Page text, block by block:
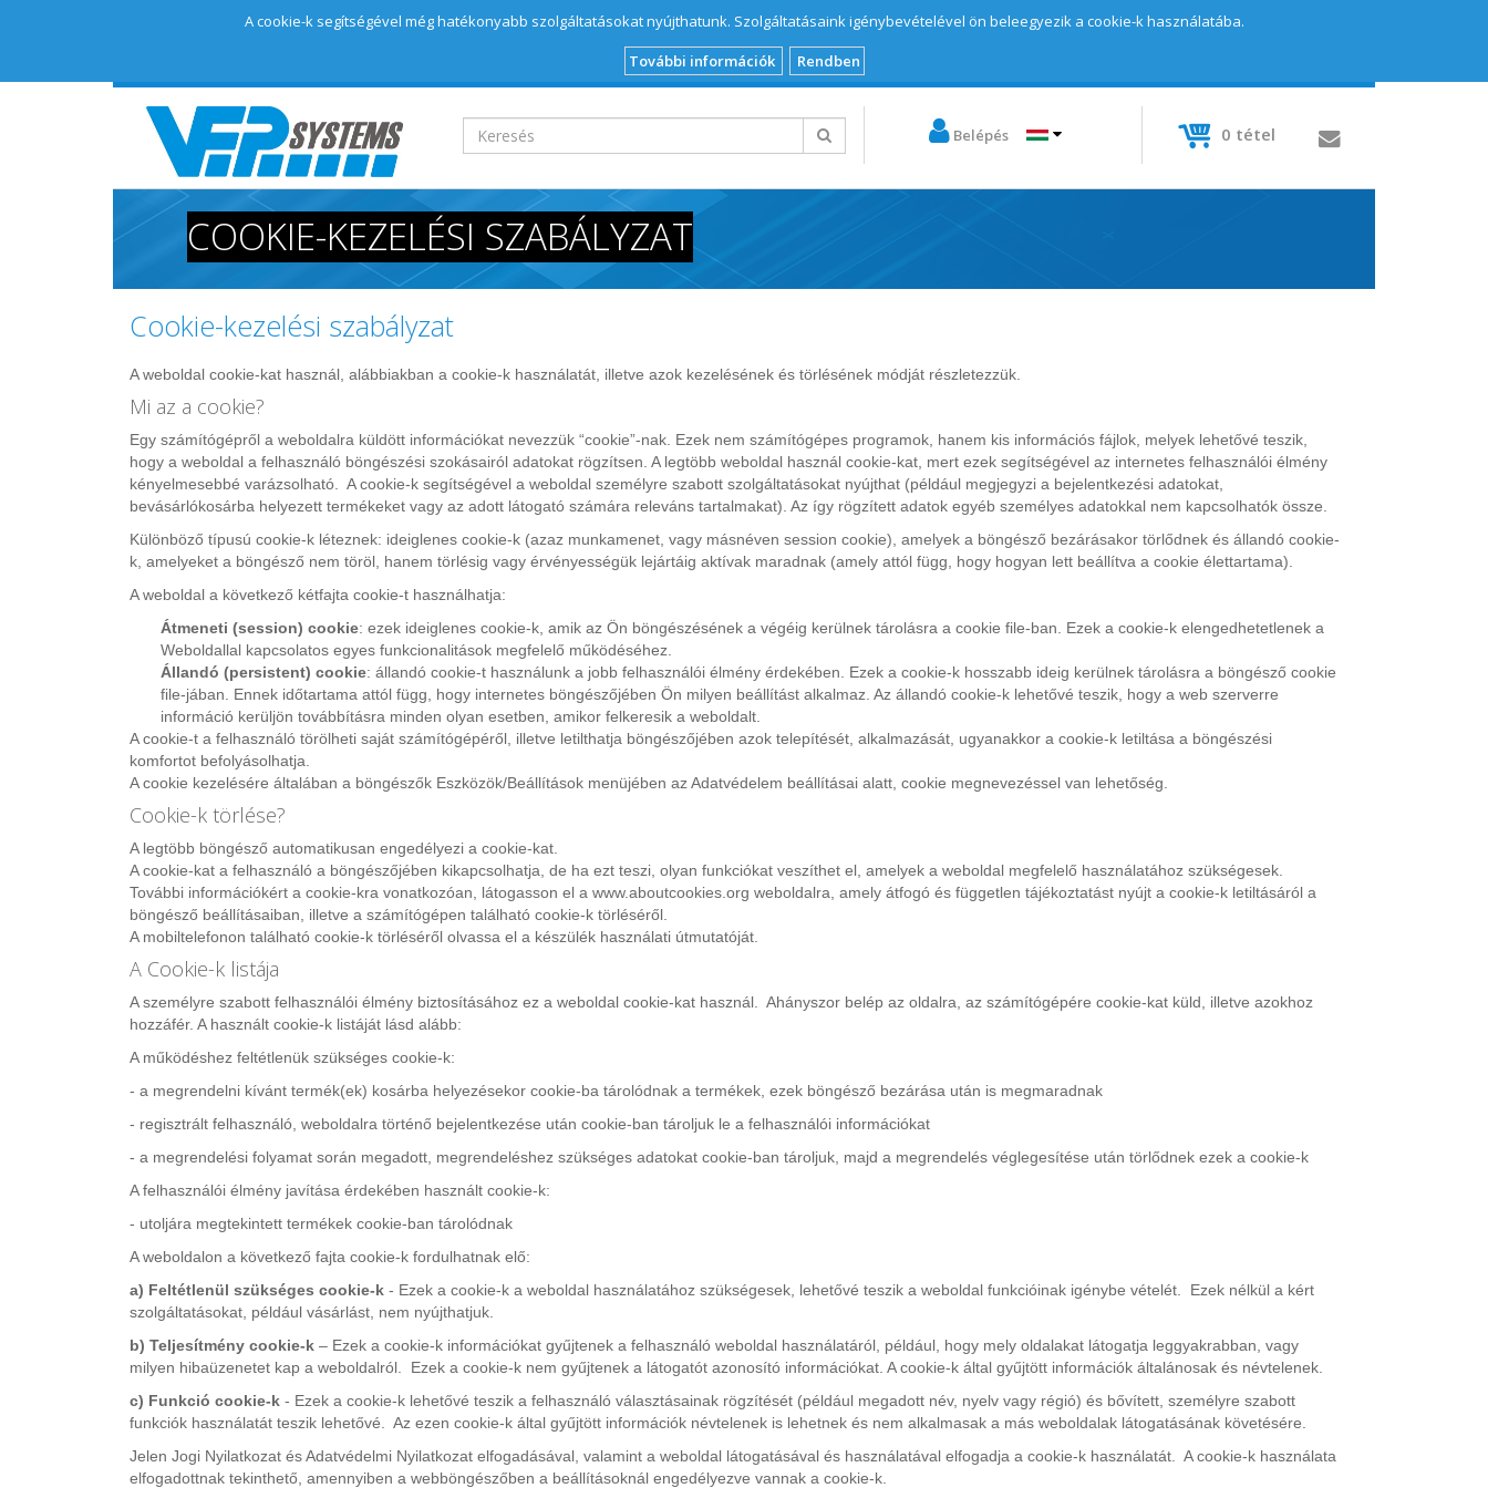
A cookie-k segítségével még hatékonyabb szolgáltatásokat nyújthatunk. Szolgáltatásaink igénybevételével ön beleegyezik a cookie-k használatába.
További információk
Rendben
Belépés 0 tétel
COOKIE-KEZELÉSI SZABÁLYZAT
Cookie-kezelési szabályzat
A weboldal cookie-kat használ, alábbiakban a cookie-k használatát, illetve azok kezelésének és törlésének módját részletezzük.
Mi az a cookie?
Egy számítógépről a weboldalra küldött információkat nevezzük “cookie”-nak. Ezek nem számítógépes programok, hanem kis információs fájlok, melyek lehetővé teszik,
hogy a weboldal a felhasználó böngészési szokásairól adatokat rögzítsen. A legtöbb weboldal használ cookie-kat, mert ezek segítségével az internetes felhasználói élmény
kényelmesebbé varázsolható. A cookie-k segítségével a weboldal személyre szabott szolgáltatásokat nyújthat (például megjegyzi a bejelentkezési adatokat,
bevásárlókosárba helyezett termékeket vagy az adott látogató számára releváns tartalmakat). Az így rögzített adatok egyéb személyes adatokkal nem kapcsolhatók össze.
Különböző típusú cookie-k léteznek: ideiglenes cookie-k (azaz munkamenet, vagy másnéven session cookie), amelyek a böngésző bezárásakor törlődnek és állandó cookie-
k, amelyeket a böngésző nem töröl, hanem törlésig vagy érvényességük lejártáig aktívak maradnak (amely attól függ, hogy hogyan lett beállítva a cookie élettartama).
A weboldal a következő kétfajta cookie-t használhatja:
Átmeneti (session) cookie: ezek ideiglenes cookie-k, amik az Ön böngészésének a végéig kerülnek tárolásra a cookie file-ban. Ezek a cookie-k elengedhetetlenek a
Weboldallal kapcsolatos egyes funkcionalitások megfelelő működéséhez.
Állandó (persistent) cookie: állandó cookie-t használunk a jobb felhasználói élmény érdekében. Ezek a cookie-k hosszabb ideig kerülnek tárolásra a böngésző cookie
file-jában. Ennek időtartama attól függ, hogy internetes böngészőjében Ön milyen beállítást alkalmaz. Az állandó cookie-k lehetővé teszik, hogy a web szerverre
információ kerüljön továbbításra minden olyan esetben, amikor felkeresik a weboldalt.
A cookie-t a felhasználó törölheti saját számítógépéről, illetve letilthatja böngészőjében azok telepítését, alkalmazását, ugyanakkor a cookie-k letiltása a böngészési
komfortot befolyásolhatja.
A cookie kezelésére általában a böngészők Eszközök/Beállítások menüjében az Adatvédelem beállításai alatt, cookie megnevezéssel van lehetőség.
Cookie-k törlése?
A legtöbb böngésző automatikusan engedélyezi a cookie-kat.
A cookie-kat a felhasználó a böngészőjében kikapcsolhatja, de ha ezt teszi, olyan funkciókat veszíthet el, amelyek a weboldal megfelelő használatához szükségesek.
További információkért a cookie-kra vonatkozóan, látogasson el a www.aboutcookies.org weboldalra, amely átfogó és független tájékoztatást nyújt a cookie-k letiltásáról a
böngésző beállításaiban, illetve a számítógépen található cookie-k törléséről.
A mobiltelefonon található cookie-k törléséről olvassa el a készülék használati útmutatóját.
A Cookie-k listája
A személyre szabott felhasználói élmény biztosításához ez a weboldal cookie-kat használ. Ahányszor belép az oldalra, az számítógépére cookie-kat küld, illetve azokhoz
hozzáfér. A használt cookie-k listáját lásd alább:
A működéshez feltétlenük szükséges cookie-k:
- a megrendelni kívánt termék(ek) kosárba helyezésekor cookie-ba tárolódnak a termékek, ezek böngésző bezárása után is megmaradnak
- regisztrált felhasználó, weboldalra történő bejelentkezése után cookie-ban tároljuk le a felhasználói információkat
- a megrendelési folyamat során megadott, megrendeléshez szükséges adatokat cookie-ban tároljuk, majd a megrendelés véglegesítése után törlődnek ezek a cookie-k
A felhasználói élmény javítása érdekében használt cookie-k:
- utoljára megtekintett termékek cookie-ban tárolódnak
A weboldalon a következő fajta cookie-k fordulhatnak elő:
a) Feltétlenül szükséges cookie-k - Ezek a cookie-k a weboldal használatához szükségesek, lehetővé teszik a weboldal funkcióinak igénybe vételét. Ezek nélkül a kért
szolgáltatásokat, például vásárlást, nem nyújthatjuk.
b) Teljesítmény cookie-k – Ezek a cookie-k információkat gyűjtenek a felhasználó weboldal használatáról, például, hogy mely oldalakat látogatja leggyakrabban, vagy
milyen hibaüzenetet kap a weboldalról. Ezek a cookie-k nem gyűjtenek a látogatót azonosító információkat. A cookie-k által gyűjtött információk általánosak és névtelenek.
c) Funkció cookie-k - Ezek a cookie-k lehetővé teszik a felhasználó választásainak rögzítését (például megadott név, nyelv vagy régió) és bővített, személyre szabott
funkciók használatát teszik lehetővé. Az ezen cookie-k által gyűjtött információk névtelenek is lehetnek és nem alkalmasak a más weboldalak látogatásának követésére.
Jelen Jogi Nyilatkozat és Adatvédelmi Nyilatkozat elfogadásával, valamint a weboldal látogatásával és használatával elfogadja a cookie-k használatát. A cookie-k használata
elfogadottnak tekinthető, amennyiben a webböngészőben a beállításoknál engedélyezve vannak a cookie-k.